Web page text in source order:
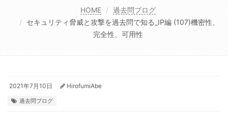
HOME
過去問ブログ
セキュリティ脅威と攻撃を過去問で知る_IP編 (107)機密性、
完全性、可用性
2021年7月10日 HirofumiAbe
過去問ブログ